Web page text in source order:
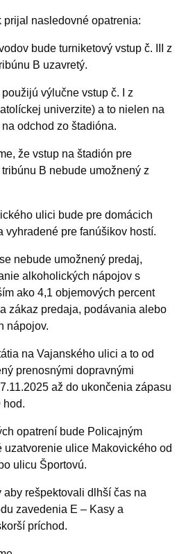
prijal nasledovné opatrenia:
bude turniketový vstup č. III z
B uzavretý.
výlučne vstup č. I z
univerzite) a to nielen na
odchod zo štadióna.
že vstup na štadión pre
B nebude umožnený z
ulici bude pre domácich
vyhradené pre fanúšikov hostí.
nebude umožnený predaj,
alkoholických nápojov s
ako 4,1 objemových percent
zákaz predaja, podávania alebo
nápojov.
na Vajanského ulici a to od
prenosnými dopravnými
až do ukončenia zápasu
hod.
opatrení bude Policajným
ulice Makovického od
ulicu Športovú.
aby rešpektovali dlhší čas na
zavedenia E – Kasy a
príchod.